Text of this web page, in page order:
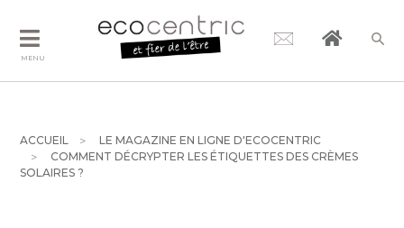
MENU
ACCUEIL
LE MAGAZINE EN LIGNE D'ECOCENTRIC
COMMENT DÉCRYPTER LES ÉTIQUETTES DES CRÈMES
SOLAIRES ?